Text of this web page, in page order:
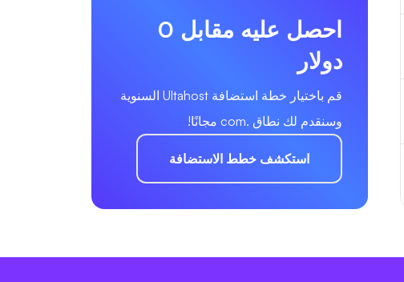
احصل عليه مقابل 0
دولار
قم باختيار خطة استضافة Ultahost السنوية
وسنقدم لك نطاق .com مجانًا!
استكشف خطط الاستضافة